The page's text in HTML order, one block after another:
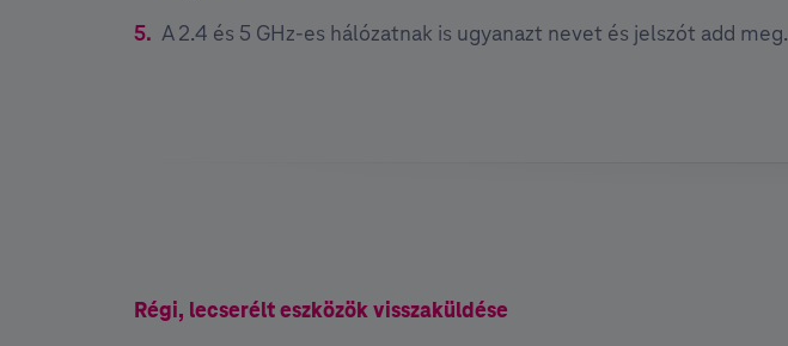
A 2.4 és 5 GHz-es hálózatnak is ugyanazt nevet és jelszót add meg.
Régi, lecserélt eszközök visszaküldése